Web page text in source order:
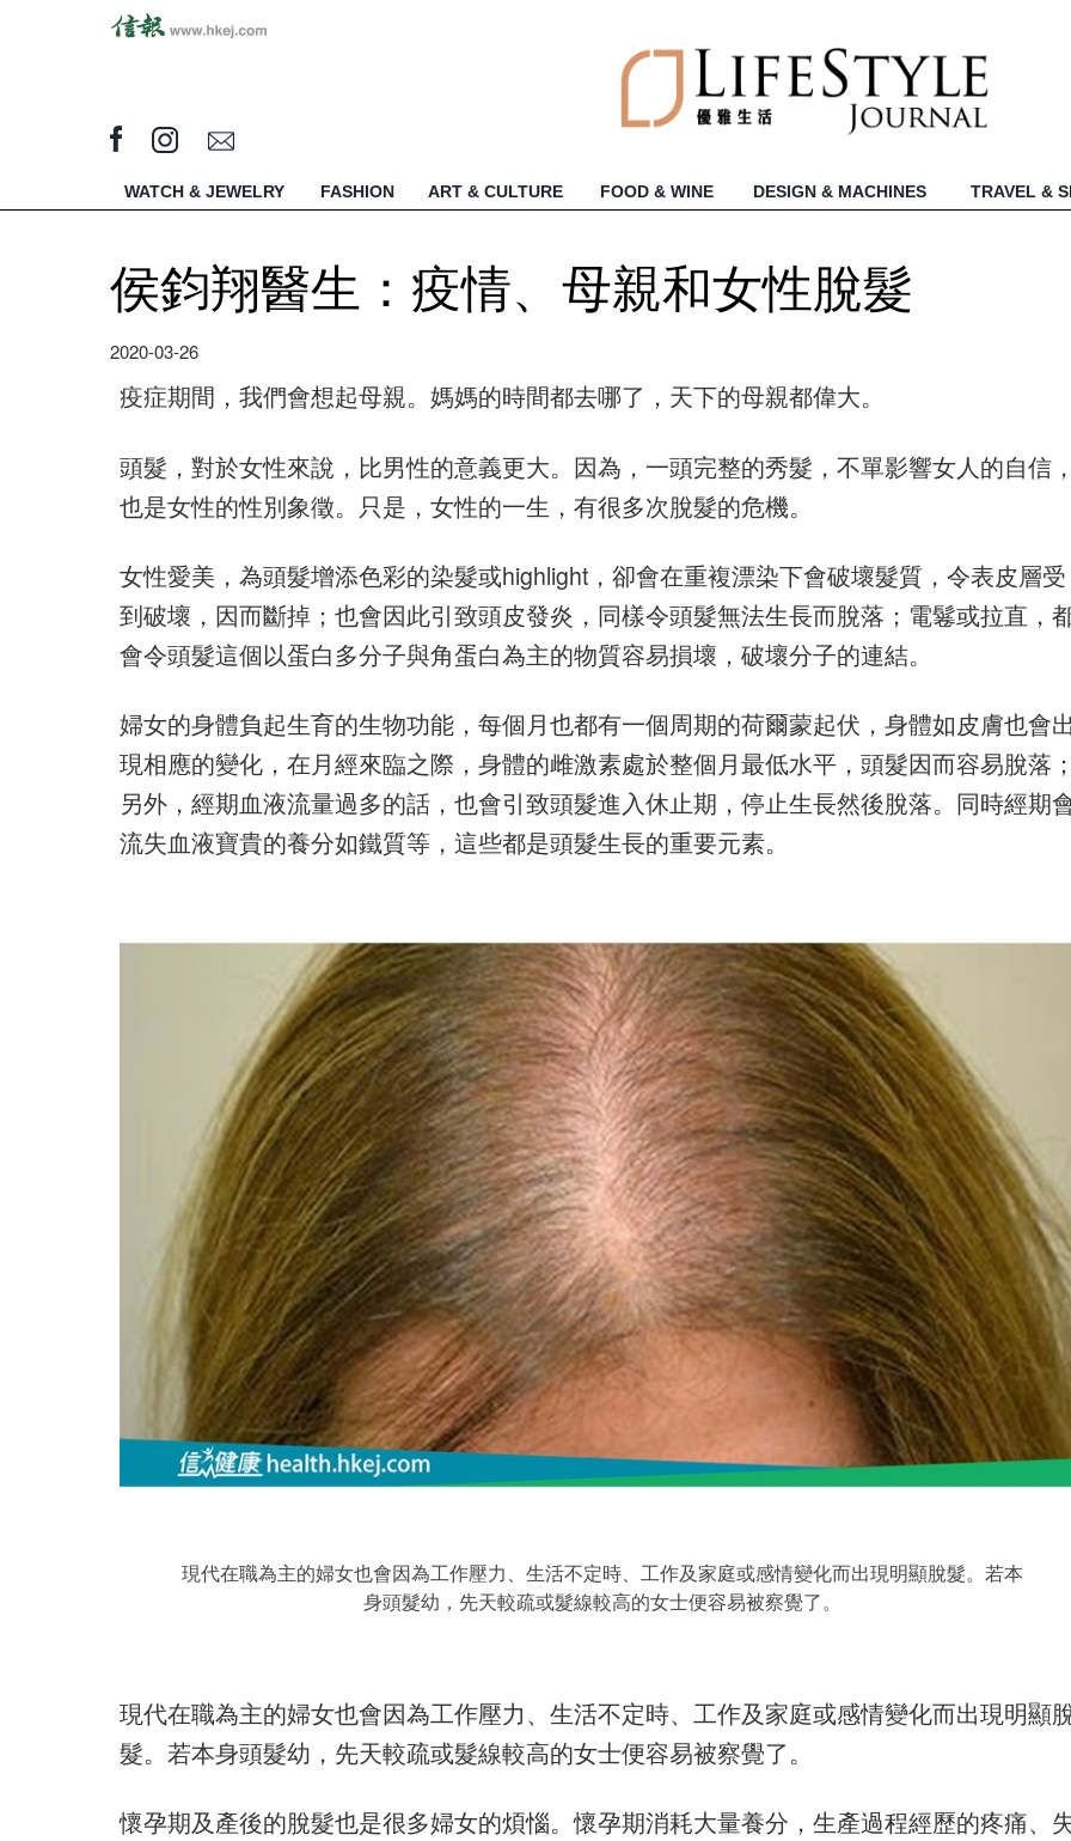
WATCH & JEWELRY FASHION ART & CULTURE FOOD & WINE DESIGN & MACHINES TRAVEL &
侯鈞翔醫生：疫情、母親和女性脫髮
2020-03-26
疫症期間，我們會想起母親。媽媽的時間都去哪了，天下的母親都偉大。
頭髮，對於女性來說，比男性的意義更大。因為，一頭完整的秀髮，不單影響女人的自信，
也是女性的性別象徵。只是，女性的一生，有很多次脫髮的危機。
女性愛美，為頭髮增添色彩的染髮或highlight，卻會在重複漂染下會破壞髮質，令表皮層受
到破壞，因而斷掉；也會因此引致頭皮發炎，同樣令頭髮無法生長而脫落；電鬈或拉直，
會令頭髮這個以蛋白多分子與角蛋白為主的物質容易損壞，破壞分子的連結。
婦女的身體負起生育的生物功能，每個月也都有一個周期的荷爾蒙起伏，身體如皮膚也會出
現相應的變化，在月經來臨之際，身體的雌激素處於整個月最低水平，頭髮因而容易脫落；
另外，經期血液流量過多的話，也會引致頭髮進入休止期，停止生長然後脫落。同時經期
流失血液寶貴的養分如鐵質等，這些都是頭髮生長的重要元素。
現代在職為主的婦女也會因為工作壓力、生活不定時、工作及家庭或感情變化而出現明顯脫髮。若本
身頭髮幼，先天較疏或髮線較高的女士便容易被察覺了。
現代在職為主的婦女也會因為工作壓力、生活不定時、工作及家庭或感情變化而出現明顯
髮。若本身頭髮幼，先天較疏或髮線較高的女士便容易被察覺了。
懷孕期及產後的脫髮也是很多婦女的煩惱。懷孕期消耗大量養分，生產過程經歷的疼痛、